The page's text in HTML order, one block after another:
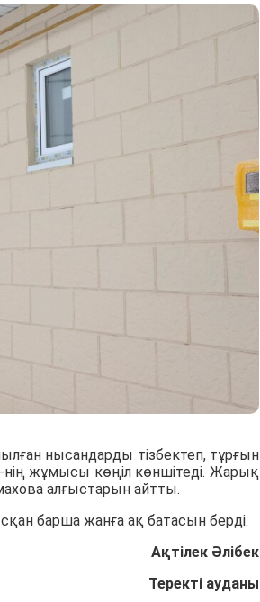
нысандарды тізбектеп, тұрғын
нің жұмысы көңіл көншітеді. Жарық
алғыстарын айтты.
барша жанға ақ батасын берді.
Ақтілек Әлібек
Теректі ауданы